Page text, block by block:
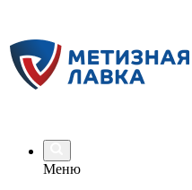
Меню